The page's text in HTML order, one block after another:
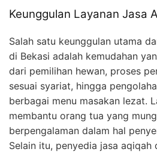
Keunggulan Layanan Jasa
Salah satu keunggulan utama
di Bekasi adalah kemudahan
dari pemilihan hewan, proses
sesuai syariat, hingga
berbagai menu masakan lezat.
membantu orang tua yang
berpengalaman dalam hal
Selain itu, penyedia jasa aqiqah